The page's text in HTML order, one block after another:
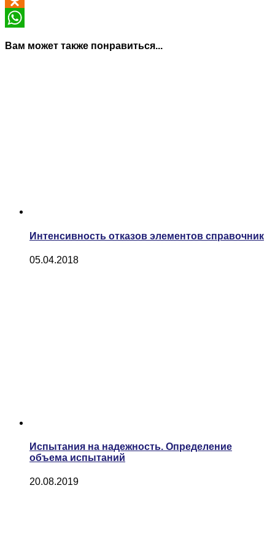
Odnoklassniki
Вам может также понравиться...
Интенсивность отказов элементов справочник
05.04.2018
Испытания на надежность. Определение
объема испытаний
20.08.2019